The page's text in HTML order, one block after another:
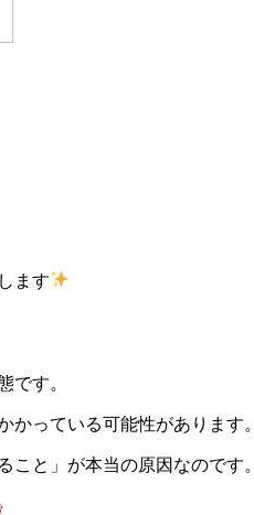
ます
です。
っている可能性があります。
こと」が本当の原因なのです。